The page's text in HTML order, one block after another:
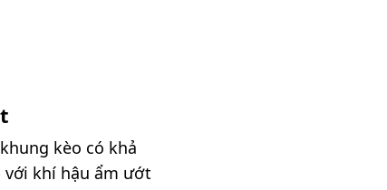
kèo có khả
với khí hậu ẩm ướt